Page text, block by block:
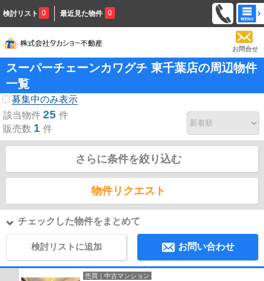
検討リスト 0 最近見た物件 0
お問合せ
スーパーチェーンカワグチ 東千葉店の周辺物件
一覧
募集中のみ表示
該当物件 25 件
販売数 1 件
さらに条件を絞り込む
物件リクエスト
チェックした物件をまとめて
検討リストに追加 お問い合わせ
売買｜中古マンション